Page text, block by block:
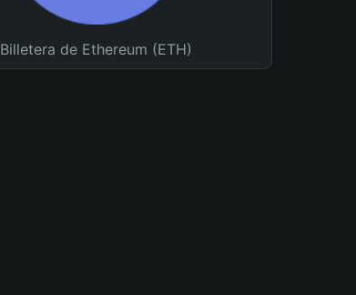
Billetera de Ethereum (ETH)